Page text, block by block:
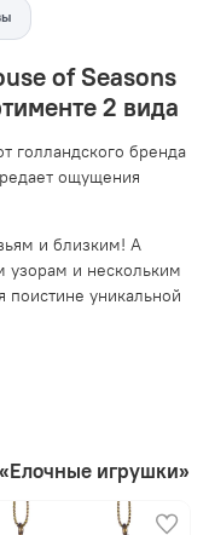
of Seasons
2 вида
голландского бренда
ощущения
и близким! А
узорам и нескольким
поистине уникальной
игрушки»